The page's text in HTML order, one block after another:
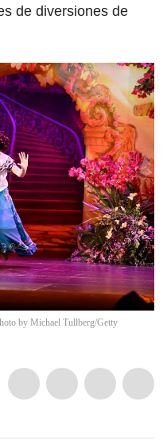
de diversiones de
by Michael Tullberg/Getty